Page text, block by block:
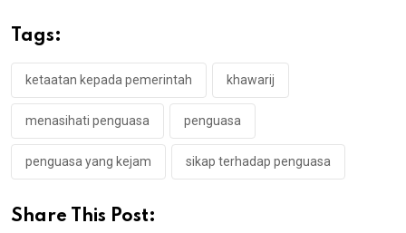
Tags:
ketaatan kepada pemerintah khawarij
menasihati penguasa penguasa
penguasa yang kejam sikap terhadap penguasa
Share This Post: